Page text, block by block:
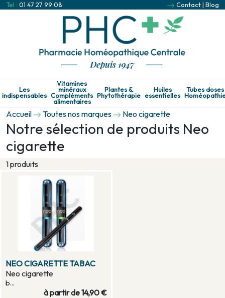
Tel : 01 47 27 99 08 Contact| Blog
Les
indispensables
Vitamines
minéraux
Compléments
alimentaires
Plantes &
Phytothérapie
Huiles
essentielles
Tubes doses
Accueil Toutes nos marques Neo cigarette
Notre sélection de produits Neo
cigarette
1 produits
NEO CIGARETTE TABAC
Neo cigarette
b...
à partir de14,90 €